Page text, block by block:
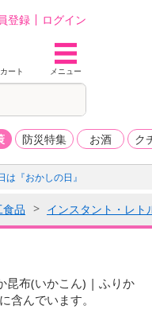
登録 ログイン
カート メニュー
防災特集 お酒 ク
『おかしの日』
食品 インスタント・レト
昆布(いかこん) | ふりか
含んでいます。